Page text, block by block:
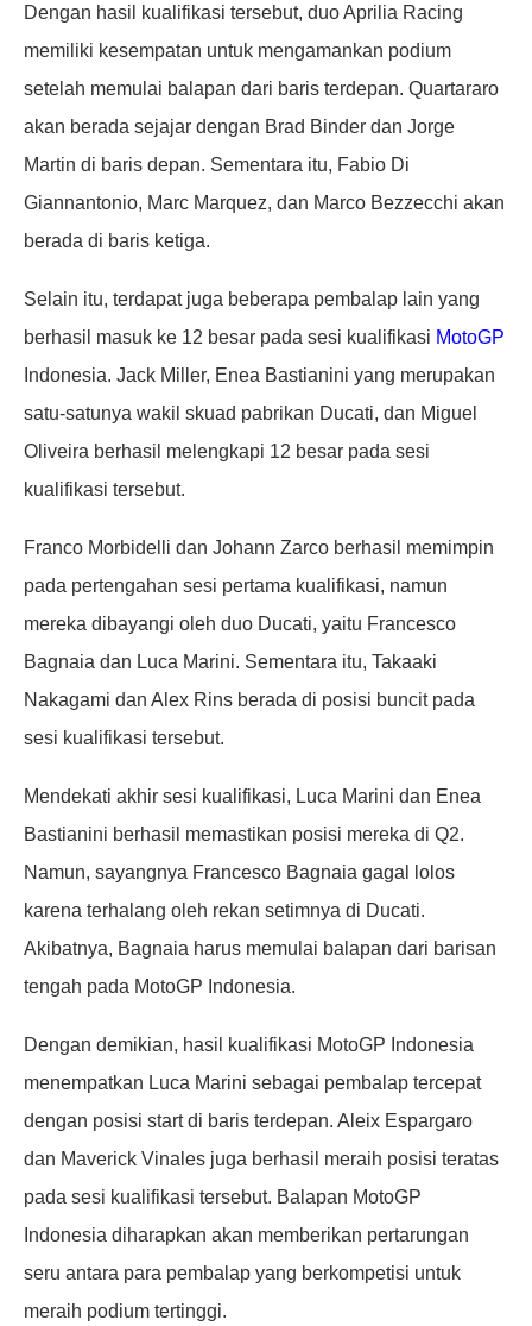
Dengan hasil kualifikasi tersebut, duo Aprilia Racing
memiliki kesempatan untuk mengamankan podium
setelah memulai balapan dari baris terdepan. Quartararo
akan berada sejajar dengan Brad Binder dan Jorge
Martin di baris depan. Sementara itu, Fabio Di
Giannantonio, Marc Marquez, dan Marco Bezzecchi akan
berada di baris ketiga.
Selain itu, terdapat juga beberapa pembalap lain yang
berhasil masuk ke 12 besar pada sesi kualifikasi MotoGP
Indonesia. Jack Miller, Enea Bastianini yang merupakan
satu-satunya wakil skuad pabrikan Ducati, dan Miguel
Oliveira berhasil melengkapi 12 besar pada sesi
kualifikasi tersebut.
Franco Morbidelli dan Johann Zarco berhasil memimpin
pada pertengahan sesi pertama kualifikasi, namun
mereka dibayangi oleh duo Ducati, yaitu Francesco
Bagnaia dan Luca Marini. Sementara itu, Takaaki
Nakagami dan Alex Rins berada di posisi buncit pada
sesi kualifikasi tersebut.
Mendekati akhir sesi kualifikasi, Luca Marini dan Enea
Bastianini berhasil memastikan posisi mereka di Q2.
Namun, sayangnya Francesco Bagnaia gagal lolos
karena terhalang oleh rekan setimnya di Ducati.
Akibatnya, Bagnaia harus memulai balapan dari barisan
tengah pada MotoGP Indonesia.
Dengan demikian, hasil kualifikasi MotoGP Indonesia
menempatkan Luca Marini sebagai pembalap tercepat
dengan posisi start di baris terdepan. Aleix Espargaro
dan Maverick Vinales juga berhasil meraih posisi teratas
pada sesi kualifikasi tersebut. Balapan MotoGP
Indonesia diharapkan akan memberikan pertarungan
seru antara para pembalap yang berkompetisi untuk
meraih podium tertinggi.